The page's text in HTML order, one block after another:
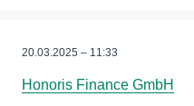
20.03.2025 – 11:33
Honoris Finance GmbH